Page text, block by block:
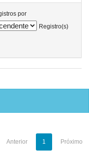
por
Registro(s)
Anterior 1 Próximo